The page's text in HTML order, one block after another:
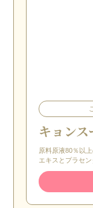
キョン
原料原液80％以
エキスとプラセ